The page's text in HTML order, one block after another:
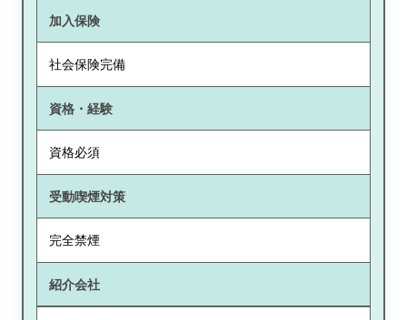
加入保険
社会保険完備
資格・経験
資格必須
受動喫煙対策
完全禁煙
紹介会社